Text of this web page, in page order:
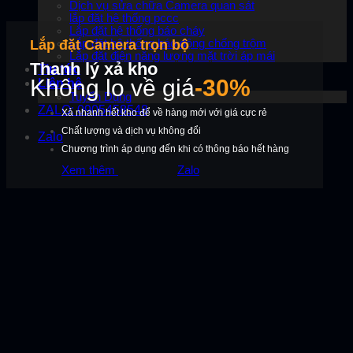
Dịch vụ sửa chữa Camera quan sát
lắp đặt hệ thống pccc
Lắp đặt hệ thống báo cháy
Lắp đặt hệ thống báo động chống trộm
Lắp đặt điện năng lượng mặt trời áp mái
Tin tức
Liên hệ
Tuyển Dụng
ZALO: 0905458548
Zalo
Lắp đặt Camera trọn bộ
Thanh lý xả kho
Không lo về giá-30%
Xả nhanh hết kho để về hàng mới với giá cực rẻ
Chất lượng và dịch vụ không đổi
Chương trình áp dụng đến khi có thông báo hết hàng
Xem thêm Zalo